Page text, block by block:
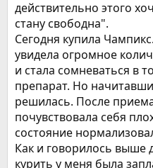
действительно этого
стану свободна".
Сегодня купила
увидела огромное
и стала сомневаться в
препарат. Но
решилась. После
почувствовала себя
состояние
Как и говорилось выше
курить у меня была